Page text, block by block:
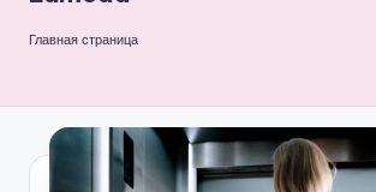
Главная страница